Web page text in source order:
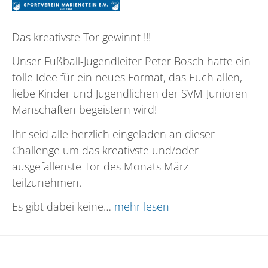
Das kreativste Tor gewinnt !!!
Unser Fußball-Jugendleiter Peter Bosch hatte ein
tolle Idee für ein neues Format, das Euch allen,
liebe Kinder und Jugendlichen der SVM-Junioren-
Manschaften begeistern wird!
Ihr seid alle herzlich eingeladen an dieser
Challenge um das kreativste und/oder
ausgefallenste Tor des Monats März
teilzunehmen.
Es gibt dabei keine… mehr lesen